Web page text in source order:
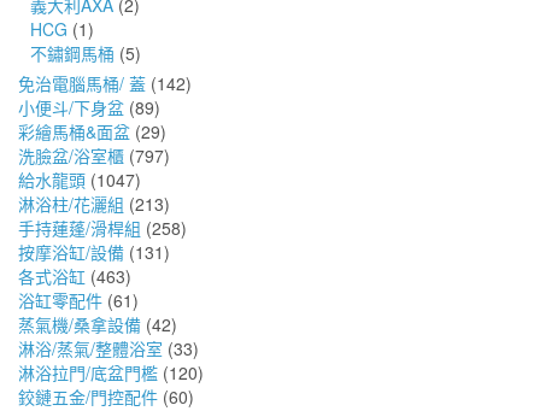
義大利AXA (2)
HCG (1)
不鏽鋼馬桶 (5)
免治電腦馬桶/ 蓋 (142)
小便斗/下身盆 (89)
彩繪馬桶&面盆 (29)
洗臉盆/浴室櫃 (797)
給水龍頭 (1047)
淋浴柱/花灑組 (213)
手持蓮蓬/滑桿組 (258)
按摩浴缸/設備 (131)
各式浴缸 (463)
浴缸零配件 (61)
蒸氣機/桑拿設備 (42)
淋浴/蒸氣/整體浴室 (33)
淋浴拉門/底盆門檻 (120)
鉸鏈五金/門控配件 (60)